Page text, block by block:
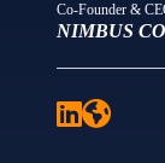
Co-Founder &
NIMBUS CO